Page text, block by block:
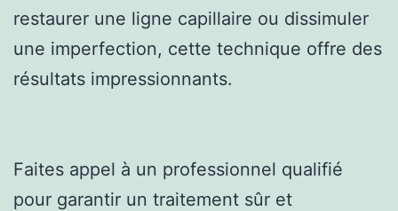
restaurer une ligne capillaire ou dissimuler
une imperfection, cette technique offre des
résultats impressionnants.
Faites appel à un professionnel qualifié
pour garantir un traitement sûr et